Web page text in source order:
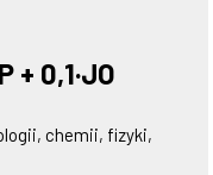
+ 0,1·JO
chemii, fizyki,